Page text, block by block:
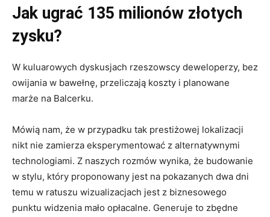
Jak ugrać 135 milionów złotych
zysku?
W kuluarowych dyskusjach rzeszowscy deweloperzy, bez
owijania w bawełnę, przeliczają koszty i planowane
marże na Balcerku.
Mówią nam, że w przypadku tak prestiżowej lokalizacji
nikt nie zamierza eksperymentować z alternatywnymi
technologiami. Z naszych rozmów wynika, że budowanie
w stylu, który proponowany jest na pokazanych dwa dni
temu w ratuszu wizualizacjach jest z biznesowego
punktu widzenia mało opłacalne. Generuje to zbędne